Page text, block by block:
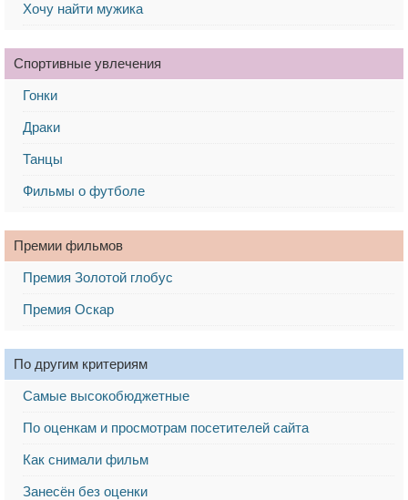
Хочу найти мужика
Спортивные увлечения
Гонки
Драки
Танцы
Фильмы о футболе
Премии фильмов
Премия Золотой глобус
Премия Оскар
По другим критериям
Самые высокобюджетные
По оценкам и просмотрам посетителей сайта
Как снимали фильм
Занесён без оценки